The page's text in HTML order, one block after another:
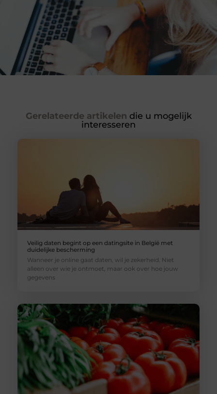
Gerelateerde artikelen die u mogelijk
interesseren
Veilig daten begint op een datingsite in België met
duidelijke bescherming
Wanneer je online gaat daten, wil je zekerheid. Niet
alleen over wie je ontmoet, maar ook over hoe jouw
gegevens